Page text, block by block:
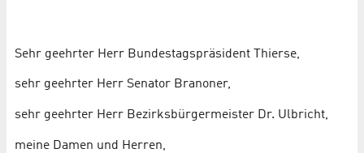
Sehr geehrter Herr Bundestagspräsident Thierse,
sehr geehrter Herr Senator Branoner,
sehr geehrter Herr Bezirksbürgermeister Dr. Ulbricht,
meine Damen und Herren,